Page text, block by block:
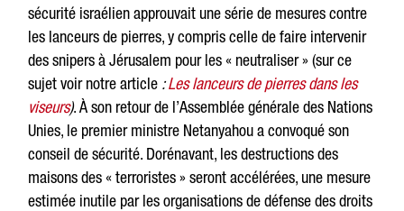
sécurité israélien approuvait une série de mesures contre
les lanceurs de pierres, y compris celle de faire intervenir
des snipers à Jérusalem pour les « neutraliser » (sur ce
sujet voir notre article :Les lanceurs de pierres dans les
viseurs). À son retour de l’Assemblée générale des Nations
Unies, le premier ministre Netanyahou a convoqué son
conseil de sécurité. Dorénavant, les destructions des
maisons des « terroristes » seront accélérées, une mesure
estimée inutile par les organisations de défense des droits